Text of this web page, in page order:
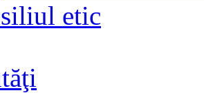
etic